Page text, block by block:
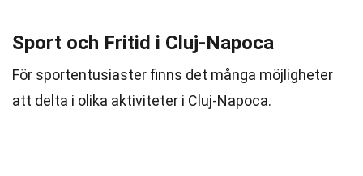
Sport och Fritid i Cluj-Napoca
För sportentusiaster finns det många möjligheter
att delta i olika aktiviteter i Cluj-Napoca.